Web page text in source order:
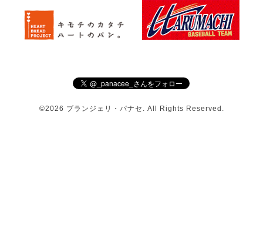
©2026 ブランジェリ・パナセ . All Rights Reserved.